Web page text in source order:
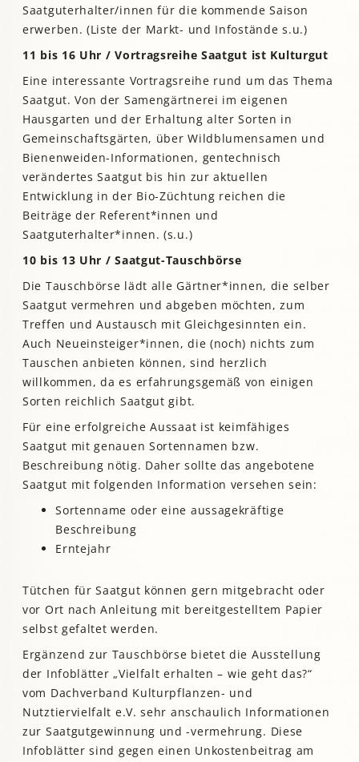
Saatguterhalter/innen für die kommende Saison
erwerben. (Liste der Markt- und Infostände s.u.)
11 bis 16 Uhr / Vortragsreihe Saatgut ist Kulturgut
Eine interessante Vortragsreihe rund um das Thema
Saatgut. Von der Samengärtnerei im eigenen
Hausgarten und der Erhaltung alter Sorten in
Gemeinschaftsgärten, über Wildblumensamen und
Bienenweiden-Informationen, gentechnisch
verändertes Saatgut bis hin zur aktuellen
Entwicklung in der Bio-Züchtung reichen die
Beiträge der Referent*innen und
Saatguterhalter*innen. (s.u.)
10 bis 13 Uhr / Saatgut-Tauschbörse
Die Tauschbörse lädt alle Gärtner*innen, die selber
Saatgut vermehren und abgeben möchten, zum
Treffen und Austausch mit Gleichgesinnten ein.
Auch Neueinsteiger*innen, die (noch) nichts zum
Tauschen anbieten können, sind herzlich
willkommen, da es erfahrungsgemäß von einigen
Sorten reichlich Saatgut gibt.
Für eine erfolgreiche Aussaat ist keimfähiges
Saatgut mit genauen Sortennamen bzw.
Beschreibung nötig. Daher sollte das angebotene
Saatgut mit folgenden Information versehen sein:
Sortenname oder eine aussagekräftige
Beschreibung
Erntejahr
Tütchen für Saatgut können gern mitgebracht oder
vor Ort nach Anleitung mit bereitgestelltem Papier
selbst gefaltet werden.
Ergänzend zur Tauschbörse bietet die Ausstellung
der Infoblätter „Vielfalt erhalten – wie geht das?“
vom Dachverband Kulturpflanzen- und
Nutztiervielfalt e.V. sehr anschaulich Informationen
zur Saatgutgewinnung und -vermehrung. Diese
Infoblätter sind gegen einen Unkostenbeitrag am